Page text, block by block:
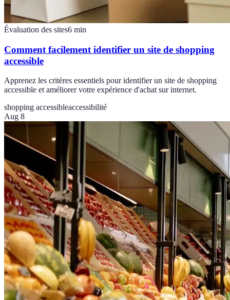
Évaluation des sites6 min
Comment facilement identifier un site de shopping
accessible
Apprenez les critères essentiels pour identifier un site de shopping
accessible et améliorer votre expérience d'achat sur internet.
shopping accessibleaccessibilité
Aug 8